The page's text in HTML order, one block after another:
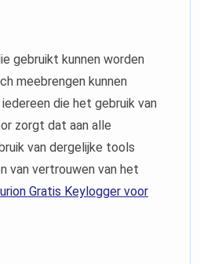
gebruikt kunnen worden
meebrengen kunnen
die het gebruik van
zorgt dat aan alle
van dergelijke tools
van vertrouwen van het
Gratis Keylogger voor